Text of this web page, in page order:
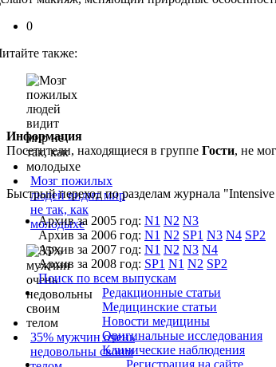
0
также:
Мозг пожилых
людей видит мир
не так, как
молодыхе
35% мужчин очень
недовольны своим
Информация
Посетители, находящиеся в группе Гости, не
Быстрый переход по разделам журнала
Архив за 2005 год: N1 N2 N3
Архив за 2006 год: N1 N2 SP1 N3 N4 SP2
Архив за 2007 год: N1 N2 N3 N4
Архив за 2008 год: SP1 N1 N2 SP2
Поиск по всем выпускам
Редакционные статьи
Медицинские статьи
Новости медицины
Оригинальные исследования
Клинические наблюдения
Регистрация на сайте